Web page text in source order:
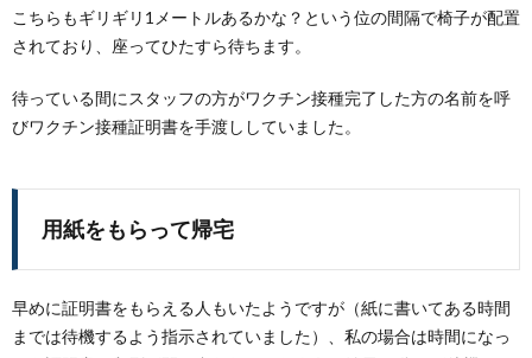
こちらもギリギリ1メートルあるかな？という位の間隔で椅子が配置
されており、座ってひたすら待ちます。
待っている間にスタッフの方がワクチン接種完了した方の名前を呼
びワクチン接種証明書を手渡ししていました。
用紙をもらって帰宅
早めに証明書をもらえる人もいたようですが（紙に書いてある時間
までは待機するよう指示されていました）、私の場合は時間になっ